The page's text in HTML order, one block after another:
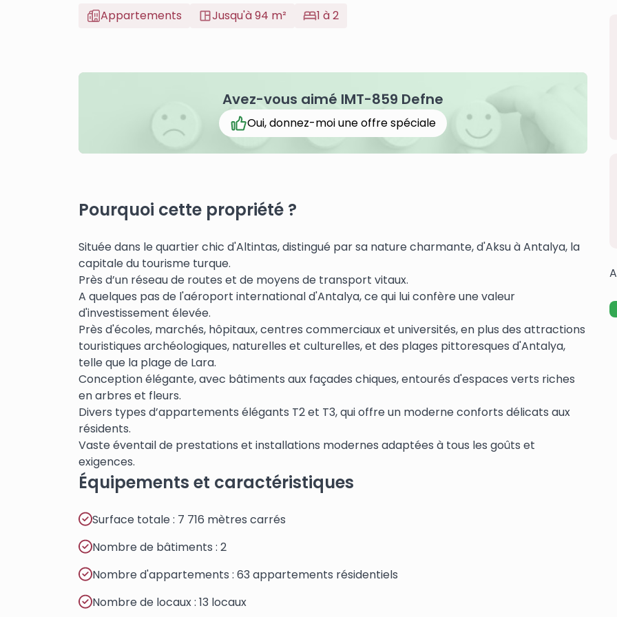
Appartements Jusqu'à 94 m² 1 à 2
Avez-vous aimé IMT-859 Defne
Oui, donnez-moi une offre spéciale
Pourquoi cette propriété ?
Située dans le quartier chic d'Altintas, distingué par sa nature charmante, d'Aksu à Antalya, la
capitale du tourisme turque.
Près d’un réseau de routes et de moyens de transport vitaux.
A quelques pas de l'aéroport international d'Antalya, ce qui lui confère une valeur
d'investissement élevée.
Près d'écoles, marchés, hôpitaux, centres commerciaux et universités, en plus des attractions
touristiques archéologiques, naturelles et culturelles, et des plages pittoresques d'Antalya,
telle que la plage de Lara.
Conception élégante, avec bâtiments aux façades chiques, entourés d'espaces verts riches
en arbres et fleurs.
Divers types d’appartements élégants T2 et T3, qui offre un moderne conforts délicats aux
résidents.
Vaste éventail de prestations et installations modernes adaptées à tous les goûts et
exigences.
Équipements et caractéristiques
Surface totale : 7 716 mètres carrés
Nombre de bâtiments : 2
Nombre d'appartements : 63 appartements résidentiels
Nombre de locaux : 13 locaux